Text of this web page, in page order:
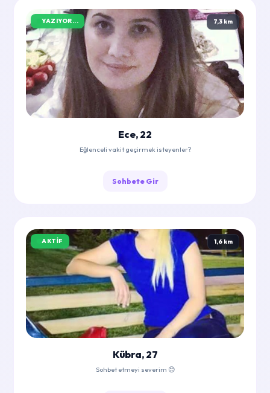
YAZIYOR... 7,3 km
Ece, 22
Eğlenceli vakit geçirmek isteyenler?
Sohbete Gir
AKTIF 1,6 km
Kübra, 27
Sohbet etmeyi severim 😊